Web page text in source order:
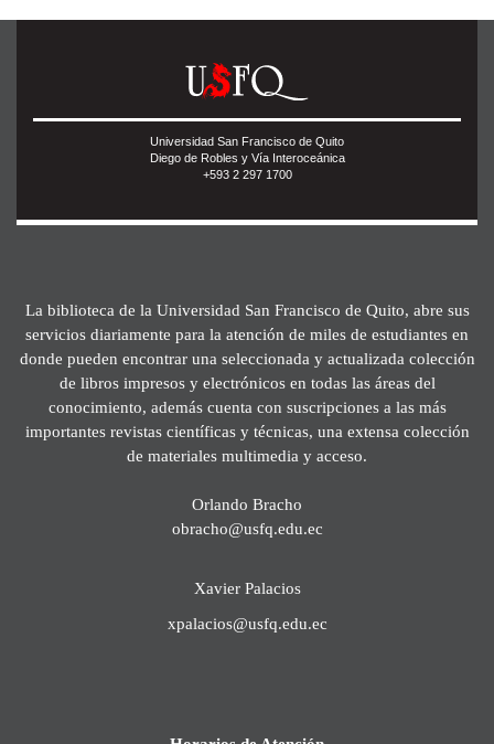
Universidad San Francisco de Quito
Diego de Robles y Vía Interoceánica
+593 2 297 1700
La biblioteca de la Universidad San Francisco de Quito, abre sus
servicios diariamente para la atención de miles de estudiantes en
donde pueden encontrar una seleccionada y actualizada colección
de libros impresos y electrónicos en todas las áreas del
conocimiento, además cuenta con suscripciones a las más
importantes revistas científicas y técnicas, una extensa colección
de materiales multimedia y acceso.
Orlando Bracho
obracho@usfq.edu.ec
Xavier Palacios
xpalacios@usfq.edu.ec